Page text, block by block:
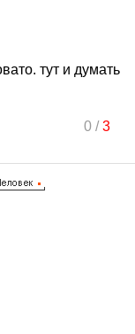
тут и думать
0/3